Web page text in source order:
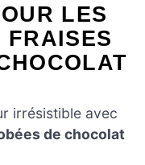
LES
FRAISES
irrésistible avec
de chocolat